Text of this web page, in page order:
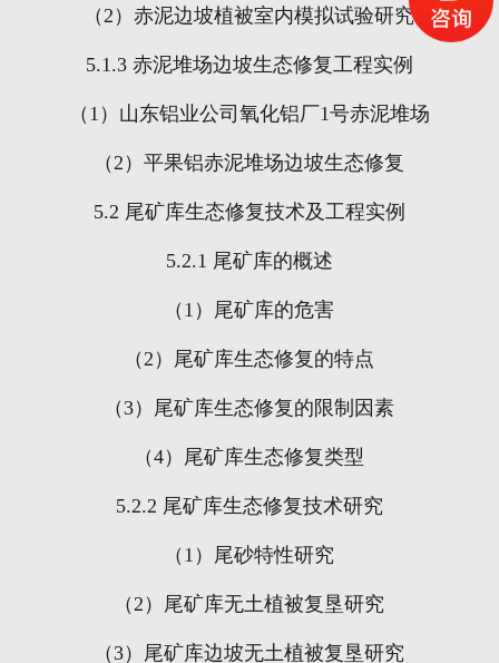
（ 2 ）赤泥边坡植被室内模拟试验研究
5.1.3 赤泥堆场边坡生态修复工程实例
（ 1 ）山东铝业公司氧化铝厂1号赤泥堆场
（ 2 ）平果铝赤泥堆场边坡生态修复
5.2 尾矿库生态修复技术及工程实例
5.2.1 尾矿库的概述
（ 1 ）尾矿库的危害
（ 2 ）尾矿库生态修复的特点
（3）尾矿库生态修复的限制因素
（4）尾矿库生态修复类型
5.2.2 尾矿库生态修复技术研究
（ 1 ）尾砂特性研究
（ 2 ）尾矿库无土植被复垦研究
（3）尾矿库边坡无土植被复垦研究